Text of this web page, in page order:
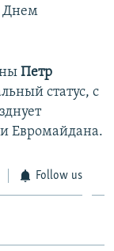
Днем
Петр
статус, с
Евромайдана.
Follow us